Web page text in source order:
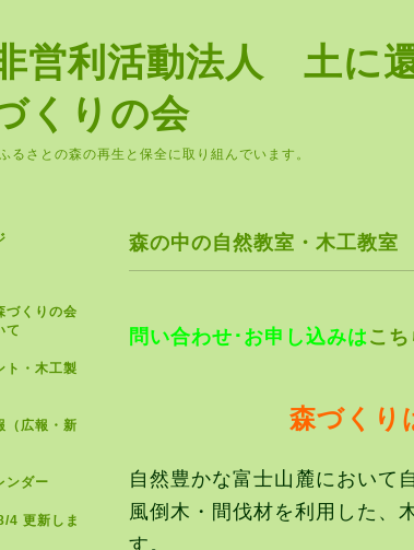
営利活動法人 土に
くりの会
さとの森の再生と保全に取り組んでいます。
森の中の自然教室・木工教室
問い合わせ･お申し込みはこち
森づくり
自然豊かな富士山麓において
風倒木・間伐材を利用した、
す。
づくりの会
て
ト・木工製
（広報・新
ンダー
更新しま